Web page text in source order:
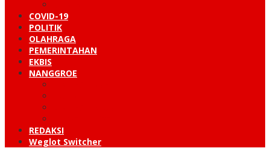
COVID-19
POLITIK
OLAHRAGA
PEMERINTAHAN
EKBIS
NANGGROE
REDAKSI
Weglot Switcher